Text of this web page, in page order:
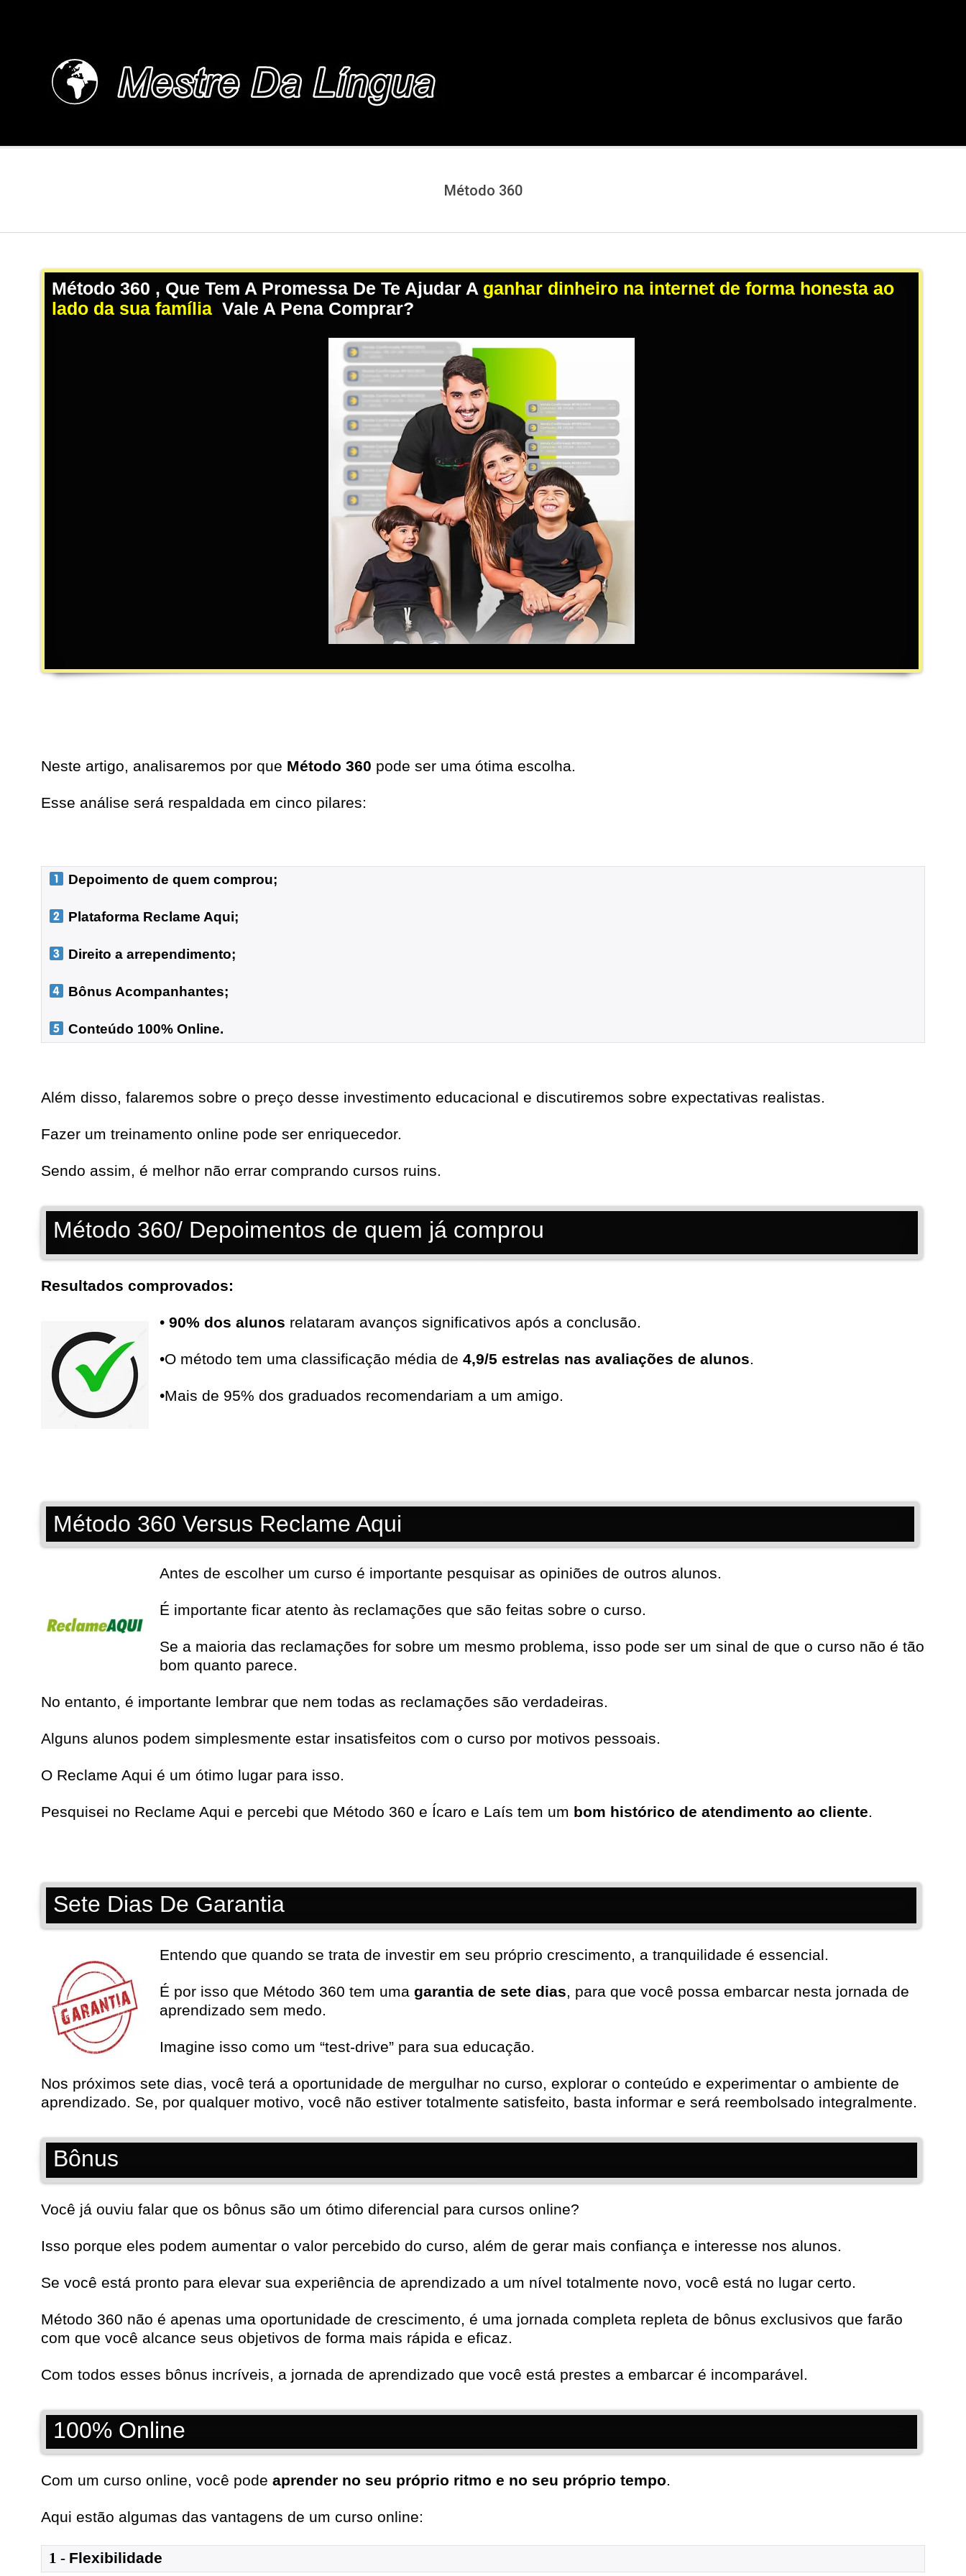
MESTREDALINGUA.COM.BR
Método 360
Método 360 , Que Tem A Promessa De Te Ajudar A ganhar dinheiro na internet de forma honesta ao
lado da sua família Vale A Pena Comprar?
Neste artigo, analisaremos por que Método 360 pode ser uma ótima escolha.
Esse análise será respaldada em cinco pilares:
Depoimento de quem comprou;
Plataforma Reclame Aqui;
Direito a arrependimento;
Bônus Acompanhantes;
Conteúdo 100% Online.
Além disso, falaremos sobre o preço desse investimento educacional e discutiremos sobre expectativas realistas.
Fazer um treinamento online pode ser enriquecedor.
Sendo assim, é melhor não errar comprando cursos ruins.
Método 360/ Depoimentos de quem já comprou
Resultados comprovados:
• 90% dos alunos relataram avanços significativos após a conclusão.
•O método tem uma classificação média de 4,9/5 estrelas nas avaliações de alunos.
•Mais de 95% dos graduados recomendariam a um amigo.
Método 360 Versus Reclame Aqui
Antes de escolher um curso é importante pesquisar as opiniões de outros alunos.
É importante ficar atento às reclamações que são feitas sobre o curso.
Se a maioria das reclamações for sobre um mesmo problema, isso pode ser um sinal de que o curso não é tão
bom quanto parece.
No entanto, é importante lembrar que nem todas as reclamações são verdadeiras.
Alguns alunos podem simplesmente estar insatisfeitos com o curso por motivos pessoais.
O Reclame Aqui é um ótimo lugar para isso.
Pesquisei no Reclame Aqui e percebi que Método 360 e Ícaro e Laís tem um bom histórico de atendimento ao cliente.
Sete Dias De Garantia
Entendo que quando se trata de investir em seu próprio crescimento, a tranquilidade é essencial.
É por isso que Método 360 tem uma garantia de sete dias, para que você possa embarcar nesta jornada de
aprendizado sem medo.
Imagine isso como um “test-drive” para sua educação.
Nos próximos sete dias, você terá a oportunidade de mergulhar no curso, explorar o conteúdo e experimentar o ambiente de
aprendizado. Se, por qualquer motivo, você não estiver totalmente satisfeito, basta informar e será reembolsado integralmente.
Bônus
Você já ouviu falar que os bônus são um ótimo diferencial para cursos online?
Isso porque eles podem aumentar o valor percebido do curso, além de gerar mais confiança e interesse nos alunos.
Se você está pronto para elevar sua experiência de aprendizado a um nível totalmente novo, você está no lugar certo.
Método 360 não é apenas uma oportunidade de crescimento, é uma jornada completa repleta de bônus exclusivos que farão
com que você alcance seus objetivos de forma mais rápida e eficaz.
Com todos esses bônus incríveis, a jornada de aprendizado que você está prestes a embarcar é incomparável.
100% Online
Com um curso online, você pode aprender no seu próprio ritmo e no seu próprio tempo.
Aqui estão algumas das vantagens de um curso online:
1 - Flexibilidade